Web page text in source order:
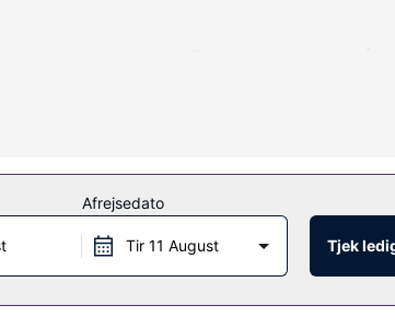
Faciliteter inkluderer pengeskabe og separate
spise udendørs og nyde udsigten til poolen. Du
samt de 2 barer/lounger, hvor du kan slappe af
Afrejsedato
Tir 11 August Tjek